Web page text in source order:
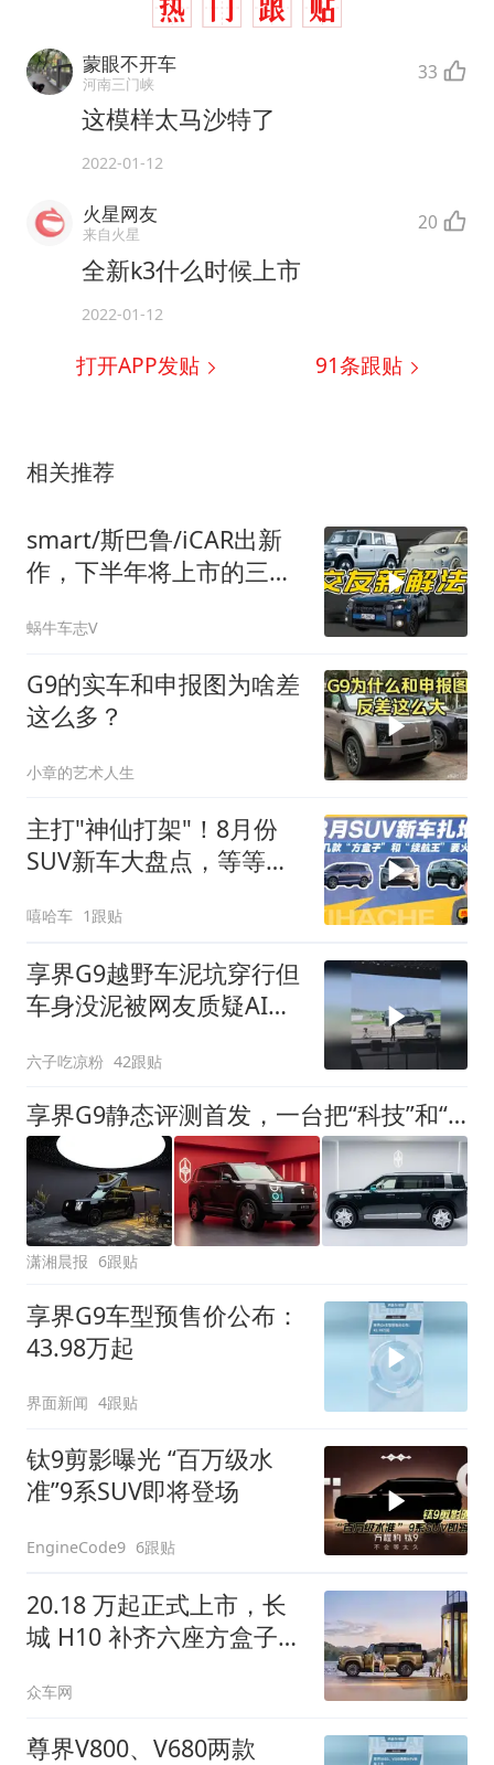
蒙眼不开车
河南三门峡 33
这模样太马沙特了
2022-01-12
火星网友
来自火星 20
全新k3什么时候上市
2022-01-12
打开APP发贴 91条跟贴
相关推荐
smart/斯巴鲁/iCAR出新
作，下半年将上市的三台
蜗牛车志V
G9的实车和申报图为啥差
这么多？
小章的艺术人生
主打"神仙打架"！8月份
SUV新车大盘点，等等党
嘻哈车 1跟贴
享界G9越野车泥坑穿行但
车身没泥被网友质疑AI，
六子吃凉粉 42跟贴
享界G9静态评测首发，一台把“科技”和“硬派”都做到极致的豪华SUV
潇湘晨报 6跟贴
享界G9车型预售价公布：
43.98万起
界面新闻 4跟贴
钛9剪影曝光 “百万级水
准”9系SUV即将登场
EngineCode9 6跟贴
20.18 万起正式上市，长
城 H10 补齐六座方盒子市
众车网
尊界V800、V680两款